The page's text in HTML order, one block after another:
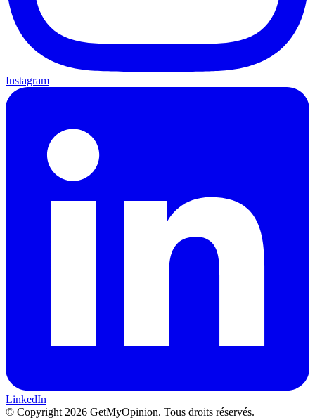
Instagram
LinkedIn
© Copyright 2026 GetMyOpinion. Tous droits réservés.